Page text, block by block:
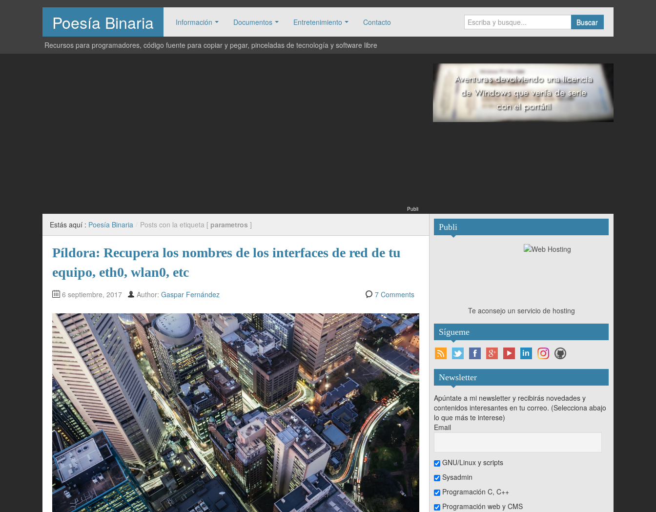
Poesía Binaria Información Documentos Entretenimiento Contacto Buscar
Recursos para programadores, código fuente para copiar y pegar, pinceladas de tecnología y software libre
Publi
Estás aquí : Poesía Binaria / Posts con la etiqueta [ parametros ]
Píldora: Recupera los nombres de los interfaces de red de tu
equipo, eth0, wlan0, etc
6 septiembre, 2017 Author: Gaspar Fernández 7 Comments
Publi
Te aconsejo un servicio de hosting
Sígueme
Newsletter
Apúntate a mi newsletter y recibirás novedades y
contenidos interesantes en tu correo. (Selecciona abajo
lo que más te interese)
Email
GNU/Linux y scripts
Sysadmin
Programación C, C++
Programación web y CMS